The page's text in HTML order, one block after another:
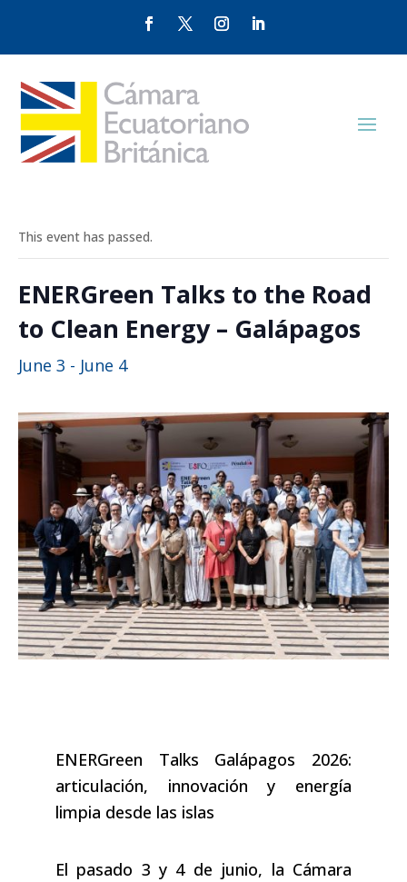
This event has passed.
ENERGreen Talks to the Road
to Clean Energy – Galápagos
June 3 - June 4
ENERGreen Talks Galápagos 2026:
articulación, innovación y energía
limpia desde las islas
El pasado 3 y 4 de junio, la Cámara